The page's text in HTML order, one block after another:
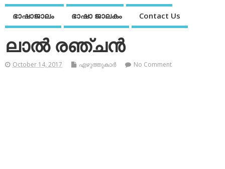
ഭാഷാജാലം ഭാഷാ ജാലകം Contact Us
ലാല്‍ രഞ്ചന്‍
October 14, 2017 എഴുത്തുകാര്‍ No Comment